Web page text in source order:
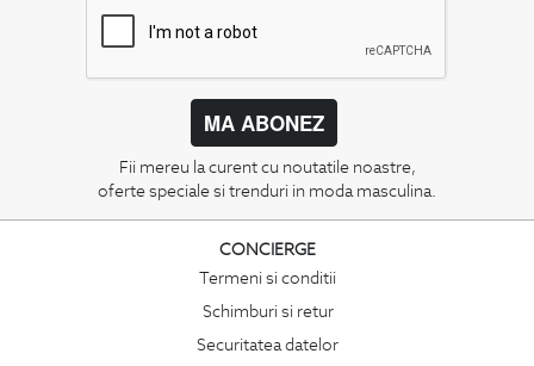
MA ABONEZ
Fii mereu la curent cu noutatile noastre,
oferte speciale si trenduri in moda masculina.
CONCIERGE
Termeni si conditii
Schimburi si retur
Securitatea datelor